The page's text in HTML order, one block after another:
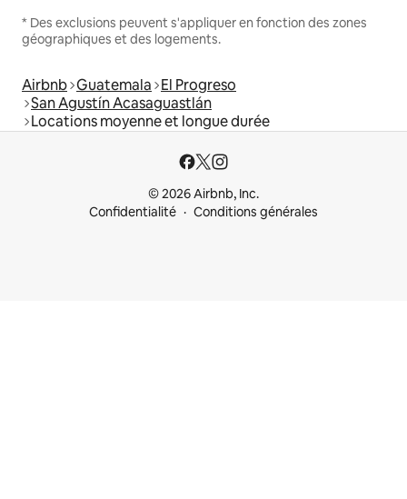
* Des exclusions peuvent s'appliquer en fonction des zones
géographiques et des logements.
Airbnb Guatemala El Progreso
San Agustín Acasaguastlán
Locations moyenne et longue durée
© 2026 Airbnb, Inc.
Confidentialité
Conditions générales